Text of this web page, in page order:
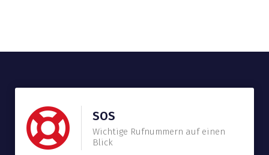
SOS
Wichtige Rufnummern auf einen
Blick